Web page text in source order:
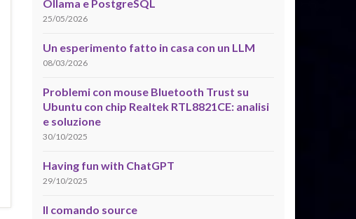
Ollama e PostgreSQL
25/05/2026
Un esperimento fatto in casa con un LLM
08/03/2026
Problemi con mouse Bluetooth Trust su
Ubuntu con chip Realtek RTL8821CE: analisi
e soluzione
30/10/2025
Having fun with ChatGPT
29/10/2025
Il comando source